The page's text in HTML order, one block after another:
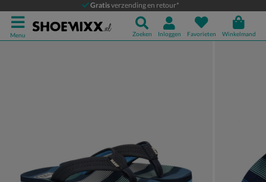
Gratisverzending en retour*
Menu Zoeken Inloggen Favorieten Winkelmand
Reef Ahi
Slippers